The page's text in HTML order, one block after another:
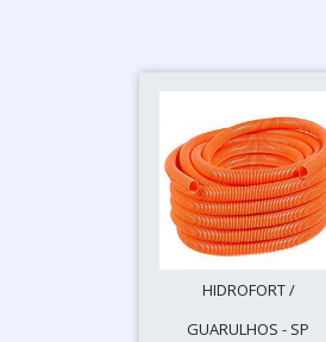
HIDROFORT /
GUARULHOS - SP